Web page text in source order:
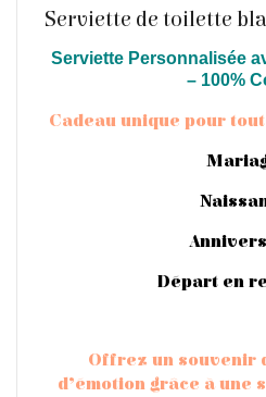
Serviette de toilette
Serviette Personnalisée
– 100%
Cadeau unique pour
Départ en
Offrez un souvenir
d’émotion grâce à une